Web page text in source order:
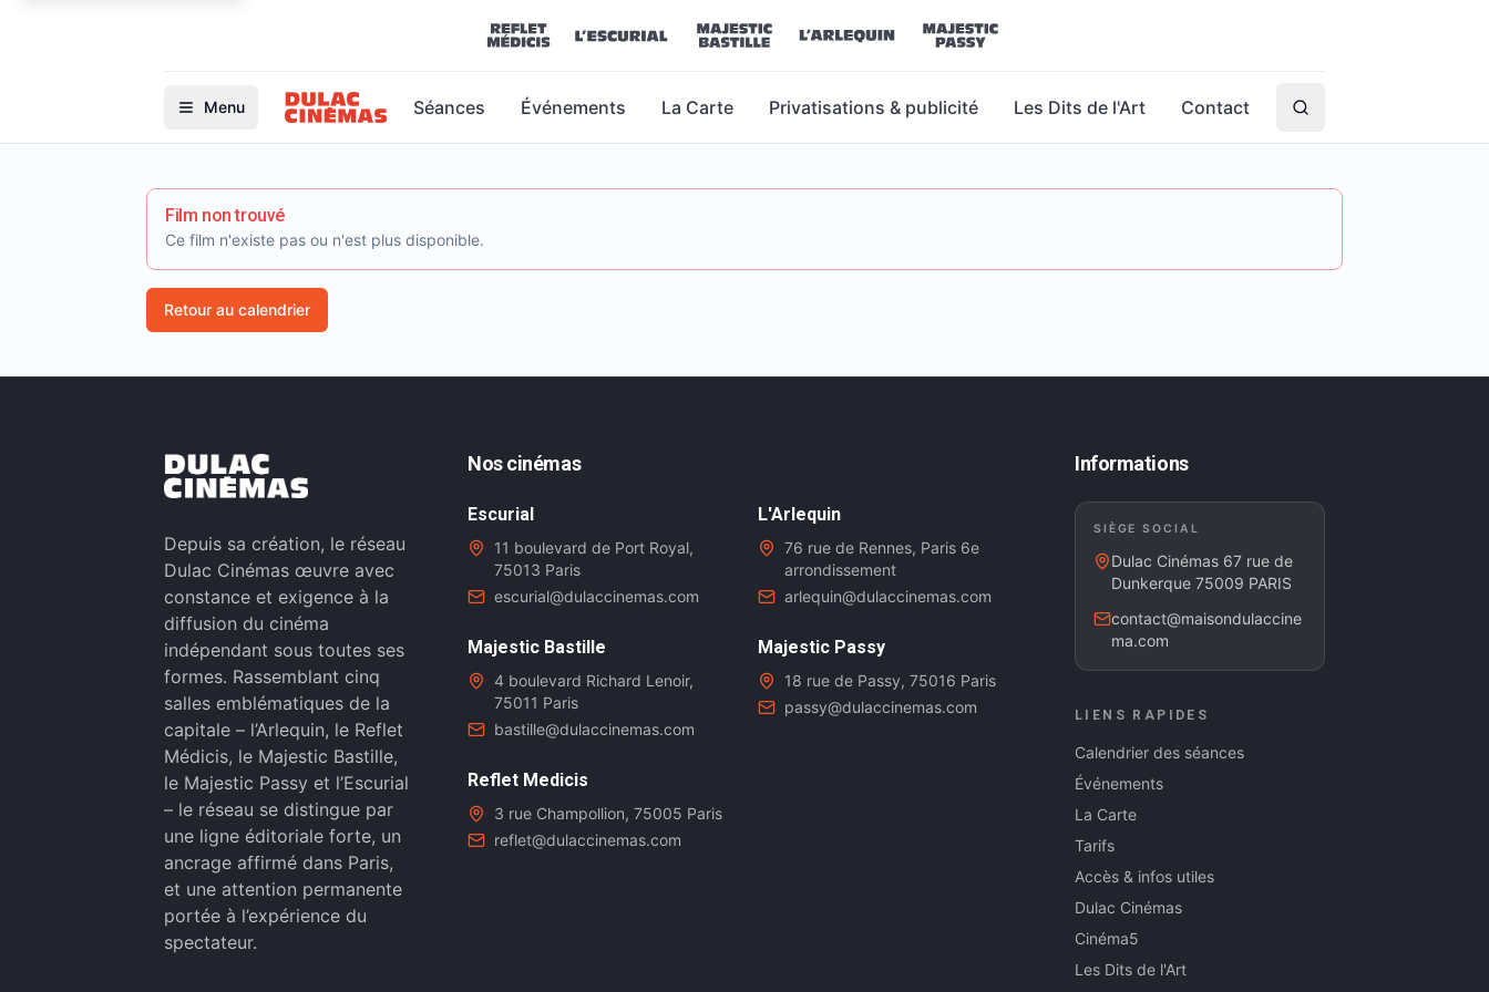
Menu Séances Événements La Carte Privatisations & publicité Les Dits de l'Art Contact
Film non trouvé
Ce film n'existe pas ou n'est plus disponible.
Retour au calendrier
Depuis sa création, le réseau
Dulac Cinémas œuvre avec
constance et exigence à la
diffusion du cinéma
indépendant sous toutes ses
formes. Rassemblant cinq
salles emblématiques de la
capitale – l’Arlequin, le Reflet
Médicis, le Majestic Bastille,
le Majestic Passy et l’Escurial
– le réseau se distingue par
une ligne éditoriale forte, un
ancrage affirmé dans Paris,
et une attention permanente
portée à l’expérience du
spectateur.
Nos cinémas
Escurial
11 boulevard de Port Royal,
75013 Paris
escurial@dulaccinemas.com
L'Arlequin
76 rue de Rennes, Paris 6e
arrondissement
arlequin@dulaccinemas.com
Majestic Bastille
4 boulevard Richard Lenoir,
75011 Paris
bastille@dulaccinemas.com
Majestic Passy
18 rue de Passy, 75016 Paris
passy@dulaccinemas.com
Reflet Medicis
3 rue Champollion, 75005 Paris
reflet@dulaccinemas.com
Informations
SIÈGE SOCIAL
Dulac Cinémas 67 rue de
Dunkerque 75009 PARIS
contact@maisondulaccine
ma.com
LIENS RAPIDES
Calendrier des séances
Événements
La Carte
Tarifs
Accès & infos utiles
Dulac Cinémas
Cinéma5
Les Dits de l'Art